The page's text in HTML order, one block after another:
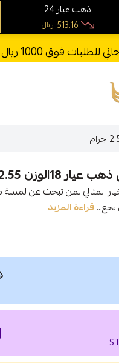
2.55 جرام
يجع...قراءة المزيد
24 ذهب عيار
ريال 513.16